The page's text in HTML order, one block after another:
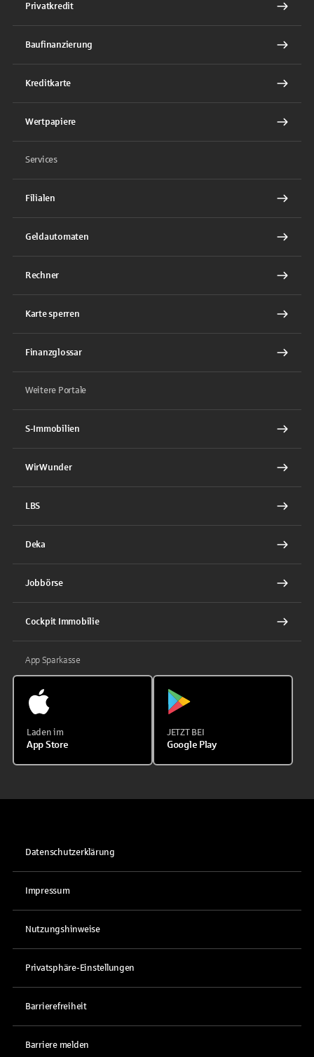
Privatkredit
Baufinanzierung
Kreditkarte
Wertpapiere
Services
Filialen
Geldautomaten
Rechner
Karte sperren
Finanzglossar
Weitere Portale
S-Immobilien
WirWunder
LBS
Deka
Jobbörse
Cockpit Immobilie
App Sparkasse
Laden im
App Store
JETZT BEI
Google Play
Datenschutzerklärung
Impressum
Nutzungshinweise
Privatsphäre-Einstellungen
Barrierefreiheit
Barriere melden